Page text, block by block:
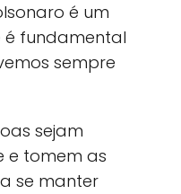
é um
é fundamental
sempre
sejam
e tomem as
se manter